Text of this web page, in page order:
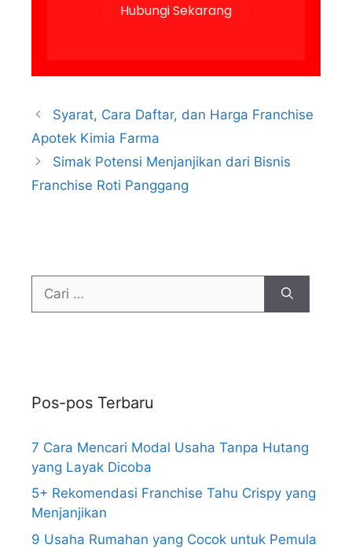
Hubungi Sekarang
Syarat, Cara Daftar, dan Harga Franchise
Apotek Kimia Farma
Simak Potensi Menjanjikan dari Bisnis
Franchise Roti Panggang
Pos-pos Terbaru
7 Cara Mencari Modal Usaha Tanpa Hutang
yang Layak Dicoba
5+ Rekomendasi Franchise Tahu Crispy yang
Menjanjikan
9 Usaha Rumahan yang Cocok untuk Pemula